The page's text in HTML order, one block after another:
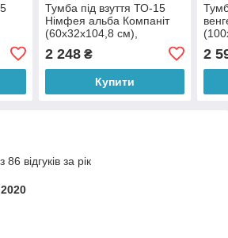
Тумба під взуття ТО-15
Німфея альба Компаніт
(60х32х104,8 см),
БЕЗКОШТОВНА доставка
в точку видачі Rozetka
2 248₴
Купити
в
2
відгуків за рік